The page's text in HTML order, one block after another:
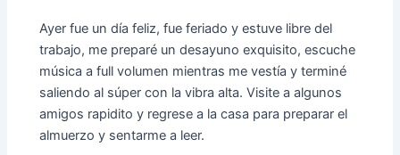
Ayer fue un día feliz, fue feriado y estuve libre del
trabajo, me preparé un desayuno exquisito, escuche
música a full volumen mientras me vestía y terminé
saliendo al súper con la vibra alta. Visite a algunos
amigos rapidito y regrese a la casa para preparar el
almuerzo y sentarme a leer.